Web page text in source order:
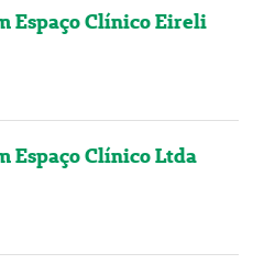
Espaço Clínico Eireli
Espaço Clínico Ltda